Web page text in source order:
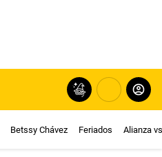
Betssy Chávez Feriados Alianza